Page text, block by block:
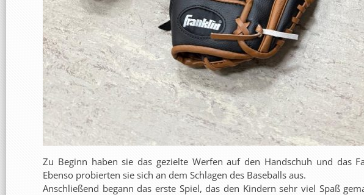
Zu Beginn haben sie das gezielte Werfen auf den Handschuh und das
Ebenso probierten sie sich an dem Schlagen des Baseballs aus.
Anschließend begann das erste Spiel, das den Kindern sehr viel Spaß